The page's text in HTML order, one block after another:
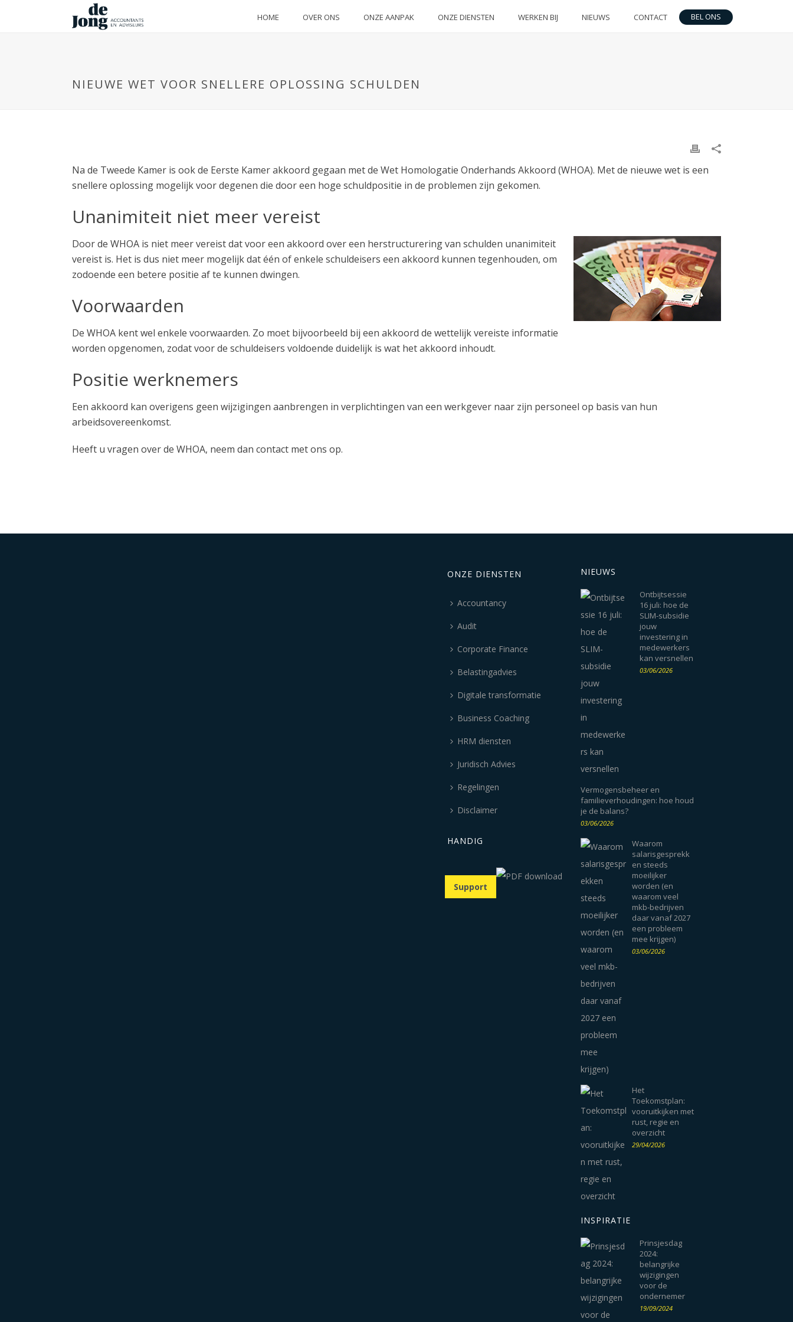
HOME OVER ONS ONZE AANPAK ONZE DIENSTEN WERKEN BIJ NIEUWS CONTACT BEL ONS
NIEUWE WET VOOR SNELLERE OPLOSSING SCHULDEN
Na de Tweede Kamer is ook de Eerste Kamer akkoord gegaan met de Wet Homologatie Onderhands Akkoord (WHOA). Met de nieuwe wet is een
snellere oplossing mogelijk voor degenen die door een hoge schuldpositie in de problemen zijn gekomen.
Unanimiteit niet meer vereist
Door de WHOA is niet meer vereist dat voor een akkoord over een herstructurering van schulden unanimiteit
vereist is. Het is dus niet meer mogelijk dat één of enkele schuldeisers een akkoord kunnen tegenhouden, om
zodoende een betere positie af te kunnen dwingen.
Voorwaarden
De WHOA kent wel enkele voorwaarden. Zo moet bijvoorbeeld bij een akkoord de wettelijk vereiste informatie
worden opgenomen, zodat voor de schuldeisers voldoende duidelijk is wat het akkoord inhoudt.
Positie werknemers
Een akkoord kan overigens geen wijzigingen aanbrengen in verplichtingen van een werkgever naar zijn personeel op basis van hun
arbeidsovereenkomst.
Heeft u vragen over de WHOA, neem dan contact met ons op.
ONZE DIENSTEN
Accountancy
Audit
Corporate Finance
Belastingadvies
Digitale transformatie
Business Coaching
HRM diensten
Juridisch Advies
Regelingen
Disclaimer
HANDIG
Support
NIEUWS
Ontbijtsessie
16 juli: hoe de
SLIM-subsidie
jouw
investering in
medewerkers
kan versnellen
03/06/2026
Vermogensbeheer en
familieverhoudingen: hoe houd
je de balans?
03/06/2026
Waarom
salarisgesprekk
en steeds
moeilijker
worden (en
waarom veel
mkb-bedrijven
daar vanaf 2027
een probleem
mee krijgen)
03/06/2026
Het
Toekomstplan:
vooruitkijken met
rust, regie en
overzicht
29/04/2026
INSPIRATIE
Prinsjesdag
2024:
belangrijke
wijzigingen
voor de
ondernemer
19/09/2024